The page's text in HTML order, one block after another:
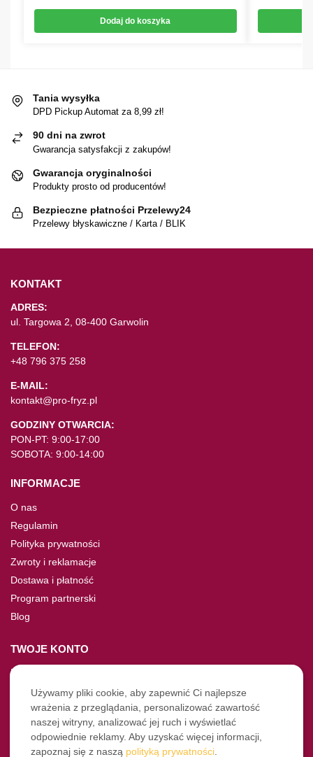
Dodaj do koszyka
Tania wysyłka
DPD Pickup Automat za 8,99 zł!
90 dni na zwrot
Gwarancja satysfakcji z zakupów!
Gwarancja oryginalności
Produkty prosto od producentów!
Bezpieczne płatności Przelewy24
Przelewy błyskawiczne / Karta / BLIK
KONTAKT
ADRES:
ul. Targowa 2, 08-400 Garwolin
TELEFON:
+48 796 375 258
E-MAIL:
kontakt@pro-fryz.pl
GODZINY OTWARCIA:
PON-PT: 9:00-17:00
SOBOTA: 9:00-14:00
INFORMACJE
O nas
Regulamin
Polityka prywatności
Zwroty i reklamacje
Dostawa i płatność
Program partnerski
Blog
TWOJE KONTO
Moje konto
Nie pamiętasz hasła?
Twoje zamówienia
NASZE SOCIALE
Używamy pliki cookie, aby zapewnić Ci najlepsze
wrażenia z przeglądania, personalizować zawartość
naszej witryny, analizować jej ruch i wyświetlać
odpowiednie reklamy. Aby uzyskać więcej informacji,
zapoznaj się z naszą polityką prywatności